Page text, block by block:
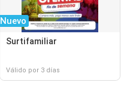
Nuevo
Surtifamiliar
Válido por 3 días